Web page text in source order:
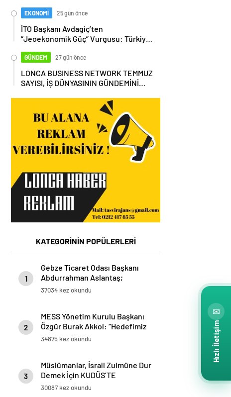
EKONOMİ 25 gün önce
İTO Başkanı Avdagiç’ten
“Jeoekonomik Güç” Vurgusu: Türkiye,
Olmalı
GÜNDEM 27 gün önce
LONCA BUSINESS NETWORK TEMMUZ
SAYISI, İŞ DÜNYASININ GÜNDEMİNİ
KATEGORİNİN POPÜLERLERİ
1
Gebze Ticaret Odası Başkanı
Abdurrahman Aslantaş;
“Gebze’nin en büyük şansı
olması. Yabancı sermaye,
networklarıyla ve know-
hows’ları ile Gebze’yi ticarette,
37034 kez okundu
2
MESS Yönetim Kurulu Başkanı
Özgür Burak Akkol: “Hedefimiz
işçi sendikaları ile iş birliği
34875 kez okundu
3
Müslümanlar, İsrail Zulmüne Dur
Demek İçin KUDÜS’TE
BULUŞMAK ÜZERE ahitleşiyor…
30087 kez okundu
✉
Hızlı İletişim